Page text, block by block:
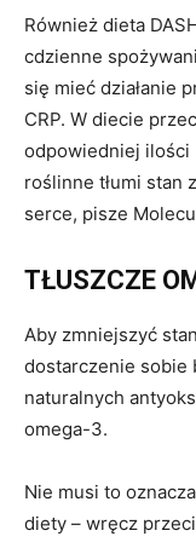
Również dieta
cdzienne
się mieć działanie
CRP. W diecie
odpowiedniej ilości
roślinne tłumi stan
serce, pisze
TŁUSZCZE
Aby zmniejszyć
dostarczenie sobie
naturalnych
omega-3.
Nie musi to
diety – wręcz